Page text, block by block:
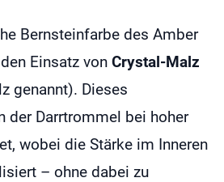
Bernsteinfarbe des Amber
Einsatz von Crystal-Malz
genannt). Dieses
der Darrtrommel bei hoher
wobei die Stärke im Inneren
– ohne dabei zu